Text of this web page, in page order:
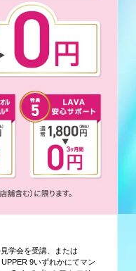
学会を受講、または
9いずれかにてマン